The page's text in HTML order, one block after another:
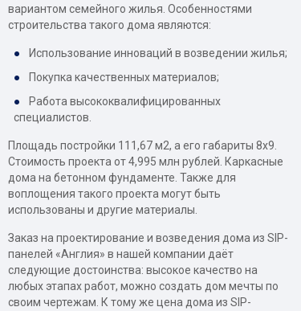
вариантом семейного жилья. Особенностями
строительства такого дома являются:
Использование инноваций в возведении жилья;
Покупка качественных материалов;
Работа высококвалифицированных
специалистов.
Площадь постройки 111,67 м2, а его габариты 8x9.
Стоимость проекта от 4,995 млн рублей. Каркасные
дома на бетонном фундаменте. Также для
воплощения такого проекта могут быть
использованы и другие материалы.
Заказ на проектирование и возведения дома из SIP-
панелей «Англия» в нашей компании даёт
следующие достоинства: высокое качество на
любых этапах работ, можно создать дом мечты по
своим чертежам. К тому же цена дома из SIP-